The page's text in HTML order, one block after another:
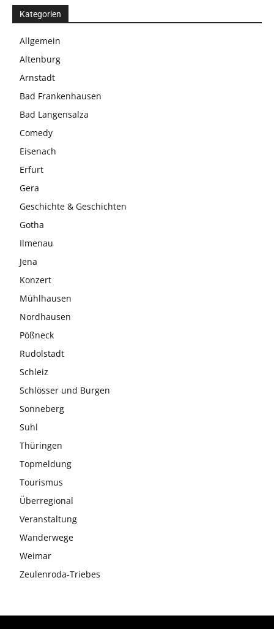
Kategorien
Allgemein
Altenburg
Arnstadt
Bad Frankenhausen
Bad Langensalza
Comedy
Eisenach
Erfurt
Gera
Geschichte & Geschichten
Gotha
Ilmenau
Jena
Konzert
Mühlhausen
Nordhausen
Pößneck
Rudolstadt
Schleiz
Schlösser und Burgen
Sonneberg
Suhl
Thüringen
Topmeldung
Tourismus
Überregional
Veranstaltung
Wanderwege
Weimar
Zeulenroda-Triebes